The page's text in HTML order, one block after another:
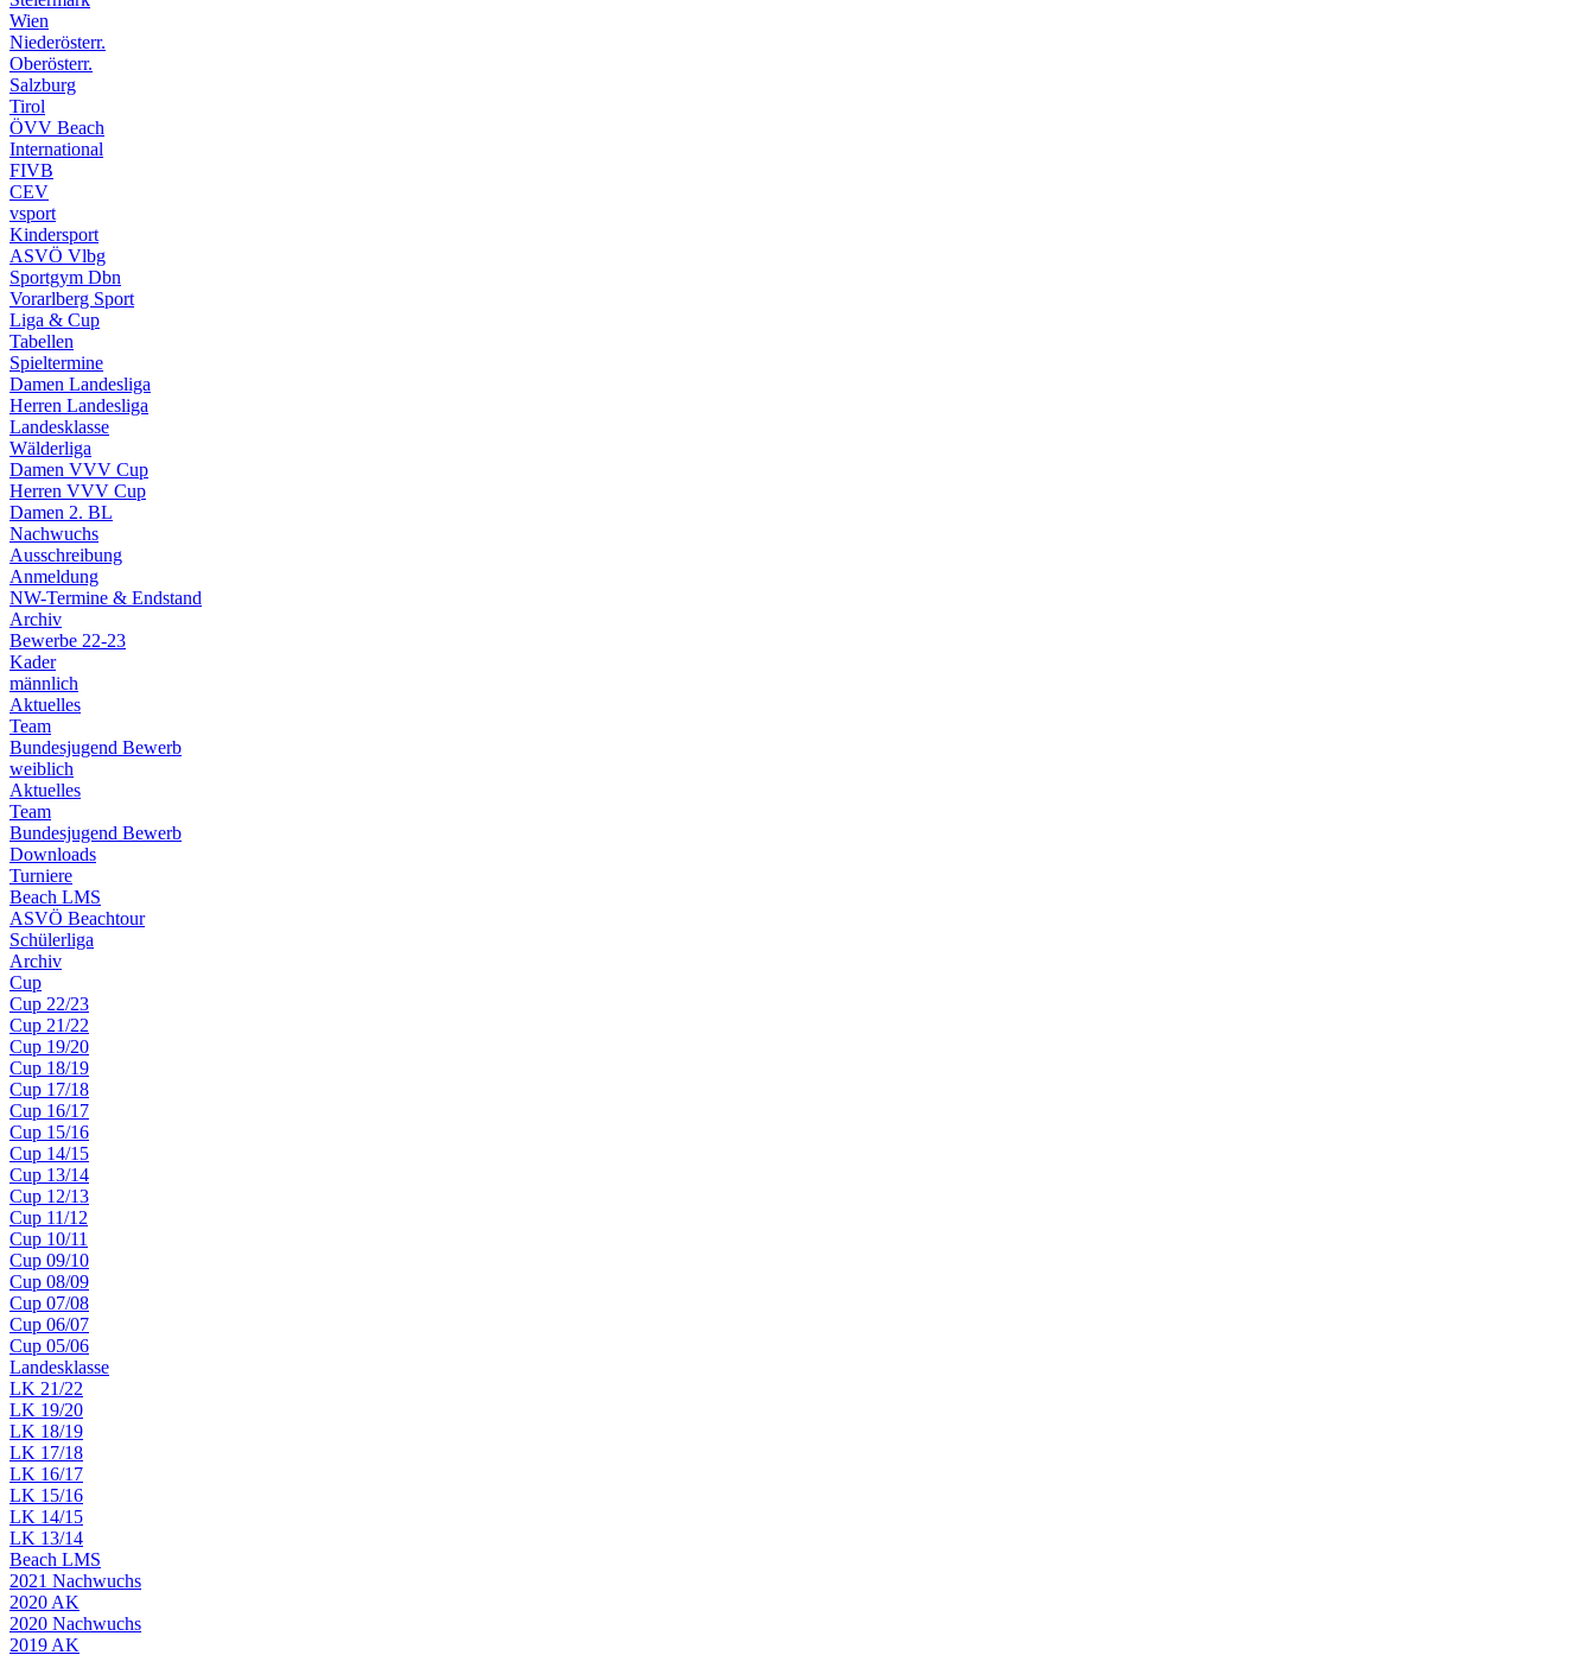
Wien
Niederösterr.
Oberösterr.
Salzburg
Tirol
ÖVV Beach
International
FIVB
CEV
vsport
Kindersport
ASVÖ Vlbg
Sportgym Dbn
Vorarlberg Sport
Liga & Cup
Tabellen
Spieltermine
Damen Landesliga
Herren Landesliga
Landesklasse
Wälderliga
Damen VVV Cup
Herren VVV Cup
Damen 2. BL
Nachwuchs
Ausschreibung
Anmeldung
NW-Termine & Endstand
Archiv
Bewerbe 22-23
Kader
männlich
Aktuelles
Team
Bundesjugend Bewerb
weiblich
Aktuelles
Team
Bundesjugend Bewerb
Downloads
Turniere
Beach LMS
ASVÖ Beachtour
Schülerliga
Archiv
Cup
Cup 22/23
Cup 21/22
Cup 19/20
Cup 18/19
Cup 17/18
Cup 16/17
Cup 15/16
Cup 14/15
Cup 13/14
Cup 12/13
Cup 11/12
Cup 10/11
Cup 09/10
Cup 08/09
Cup 07/08
Cup 06/07
Cup 05/06
Landesklasse
LK 21/22
LK 19/20
LK 18/19
LK 17/18
LK 16/17
LK 15/16
LK 14/15
LK 13/14
Beach LMS
2021 Nachwuchs
2020 AK
2020 Nachwuchs
2019 AK